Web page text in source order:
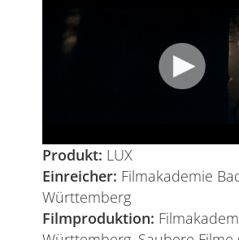
Produkt: LUX
Einreicher: Filmakademie
Württemberg
Filmproduktion: